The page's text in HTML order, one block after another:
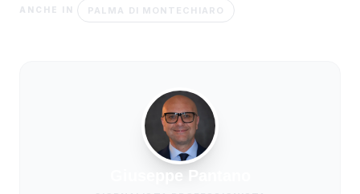
ANCHE IN PALMA DI MONTECHIARO
Giuseppe Pantano